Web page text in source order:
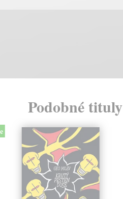
Podobné tituly